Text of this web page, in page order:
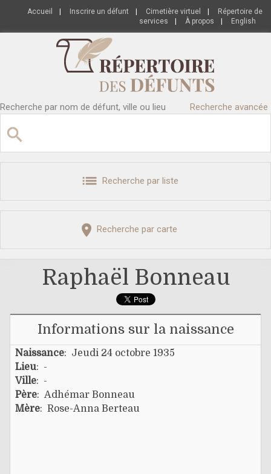
Accueil Inscrire un défunt Cimetière virtuel
Répertoire de
services
À propos English
Recherche par nom de défunt, ville ou lieu Recherche avancée
Recherche par liste
Recherche par carte
Raphaël Bonneau
Informations sur la naissance
Naissance: Jeudi 24 octobre 1935
Lieu: -
Ville: -
Père: Adhémar Bonneau
Mère: Rose-Anna Berteau